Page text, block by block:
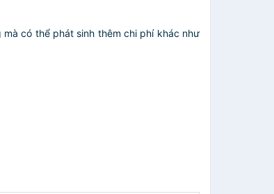
có thể phát sinh thêm chi phí khác như